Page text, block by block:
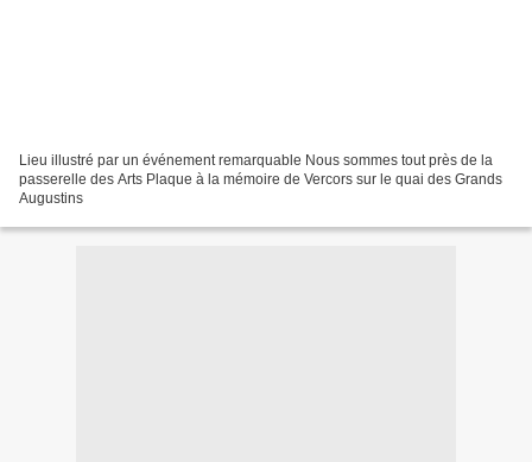
Lieu illustré par un événement remarquable Nous sommes tout près de la
passerelle des Arts Plaque à la mémoire de Vercors sur le quai des Grands
Augustins